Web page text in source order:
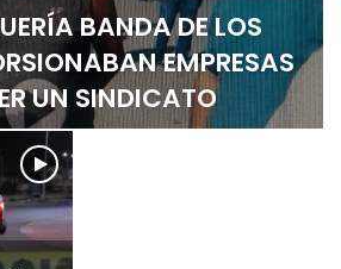
BANDA DE LOS
EMPRESAS
UN SINDICATO